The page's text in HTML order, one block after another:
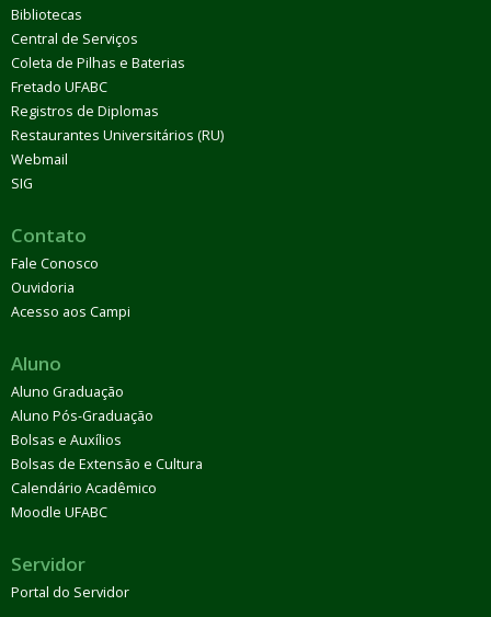
Bibliotecas
Central de Serviços
Coleta de Pilhas e Baterias
Fretado UFABC
Registros de Diplomas
Restaurantes Universitários (RU)
Webmail
SIG
Contato
Fale Conosco
Ouvidoria
Acesso aos Campi
Aluno
Aluno Graduação
Aluno Pós-Graduação
Bolsas e Auxílios
Bolsas de Extensão e Cultura
Calendário Acadêmico
Moodle UFABC
Servidor
Portal do Servidor